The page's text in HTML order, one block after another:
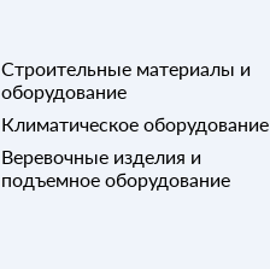
Строительные материалы и
оборудование
Климатическое оборудование
Веревочные изделия и
подъемное оборудование